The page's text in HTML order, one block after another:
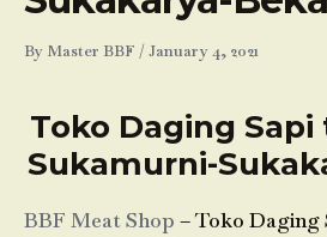
By Master BBF /January 4, 2021
Toko Daging
Sukamurni-
BBF Meat Shop – Toko